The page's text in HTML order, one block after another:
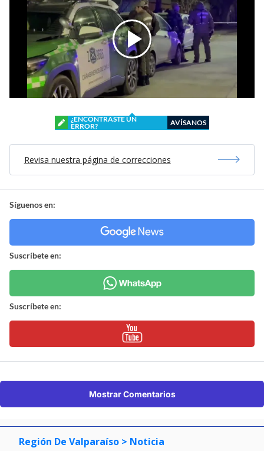
¿ENCONTRASTE UN
ERROR?
AVÍSANOS
Revisa nuestra página de correcciones
Síguenos en:
Suscríbete en:
Suscríbete en:
Mostrar Comentarios
Región De Valparaíso > Noticia